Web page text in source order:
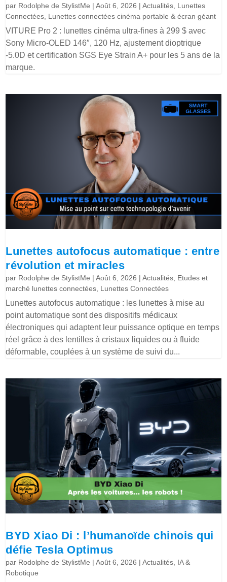
par Rodolphe de StylistMe |Août 6, 2026 |Actualités Lunettes
Connectées Lunettes connectées cinéma portable & écran géant
VITURE Pro 2 : lunettes cinéma ultra-fines à 299 $ avec
Sony Micro-OLED 146″, 120 Hz, ajustement dioptrique
-5.0D et certification SGS Eye Strain A+ pour les 5 ans de la
marque.
Lunettes autofocus automatique : entre
révolution et miracles
par Rodolphe de StylistMe |Août 6, 2026 |Actualités Etudes et
marché lunettes connectées Lunettes Connectées
Lunettes autofocus automatique : les lunettes à mise au
point automatique sont des dispositifs médicaux
électroniques qui adaptent leur puissance optique en temps
réel grâce à des lentilles à cristaux liquides ou à fluide
déformable, couplées à un système de suivi du...
BYD Xiao Di : l’humanoïde chinois qui
défie Tesla Optimus
par Rodolphe de StylistMe |Août 6, 2026 |Actualités IA &
Robotique